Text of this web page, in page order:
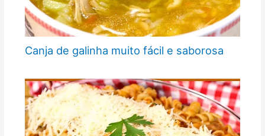
Canja de galinha muito fácil e saborosa